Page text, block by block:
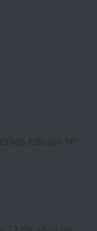
Edición Nº